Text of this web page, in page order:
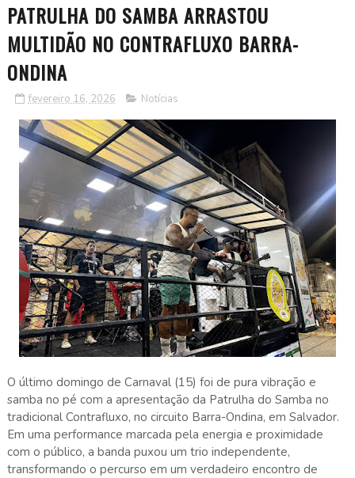
PATRULHA DO SAMBA ARRASTOU
MULTIDÃO NO CONTRAFLUXO BARRA-
ONDINA
fevereiro 16, 2026 Notícias
O último domingo de Carnaval (15) foi de pura vibração e
samba no pé com a apresentação da Patrulha do Samba no
tradicional Contrafluxo, no circuito Barra-Ondina, em Salvador.
Em uma performance marcada pela energia e proximidade
com o público, a banda puxou um trio independente,
transformando o percurso em um verdadeiro encontro de